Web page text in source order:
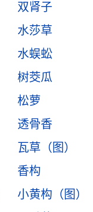
双肾子
水莎草
水蜈蚣
树茭瓜
松萝
透骨香
瓦草（图）
香构
小黄构（图）